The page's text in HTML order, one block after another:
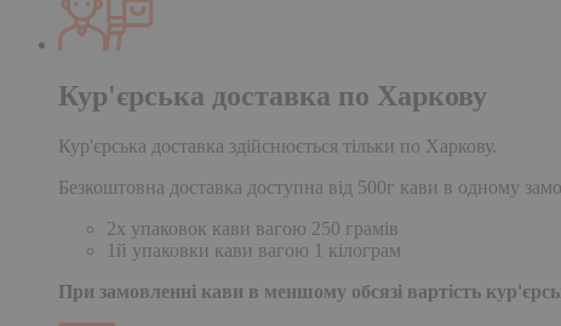
Кур'єрська доставка по Харкову
Кур'єрська доставка здійснюється тільки по Харкову.
Безкоштовна доставка доступна від 500г кави в одному
2х упаковок кави вагою 250 грамів
1й упаковки кави вагою 1 кілограм
При замовленні кави в меншому обсязі вартість